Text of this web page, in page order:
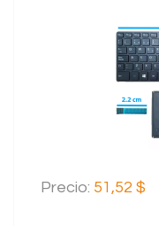
Precio: 51,52 $